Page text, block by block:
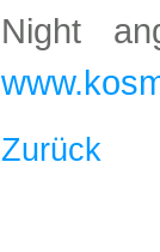
Night
Zurück